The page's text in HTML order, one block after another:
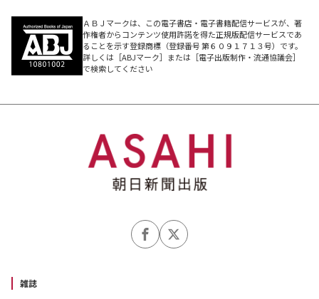
ＡＢＪマークは、この電子書店・電子書籍配信サービスが、著
作権者からコンテンツ使用許諾を得た正規版配信サービスであ
ることを示す登録商標（登録番号 第６０９１７１３号）です。
詳しくは［ABJマーク］または［電子出版制作・流通協議会］
で検索してください
雑誌